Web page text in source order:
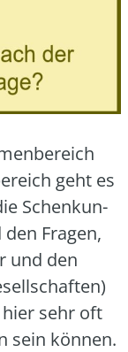
geht es
Schen­kun­
Fra­gen,
und den
hier sehr oft
sein kön­nen.